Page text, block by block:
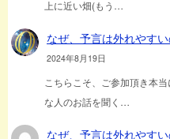
上に近い畑(もう…
なぜ、予言は外れやすい
2024年8月19日
こちらこそ、ご参加頂き本
な人のお話を聞く…
なぜ、予言は外れやすい